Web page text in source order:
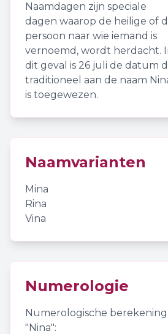
Naamdagen zijn speciale
dagen waarop de heilige of
persoon naar wie iemand is
vernoemd, wordt herdacht.
dit geval is 26 juli de datum
traditioneel aan de naam
is toegewezen.
Naamvarianten
Mina
Rina
Vina
Numerologie
Numerologische
"Nina":